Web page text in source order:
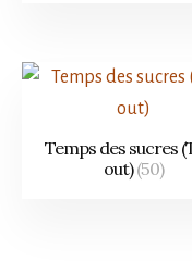
Temps des sucres
out)(50)